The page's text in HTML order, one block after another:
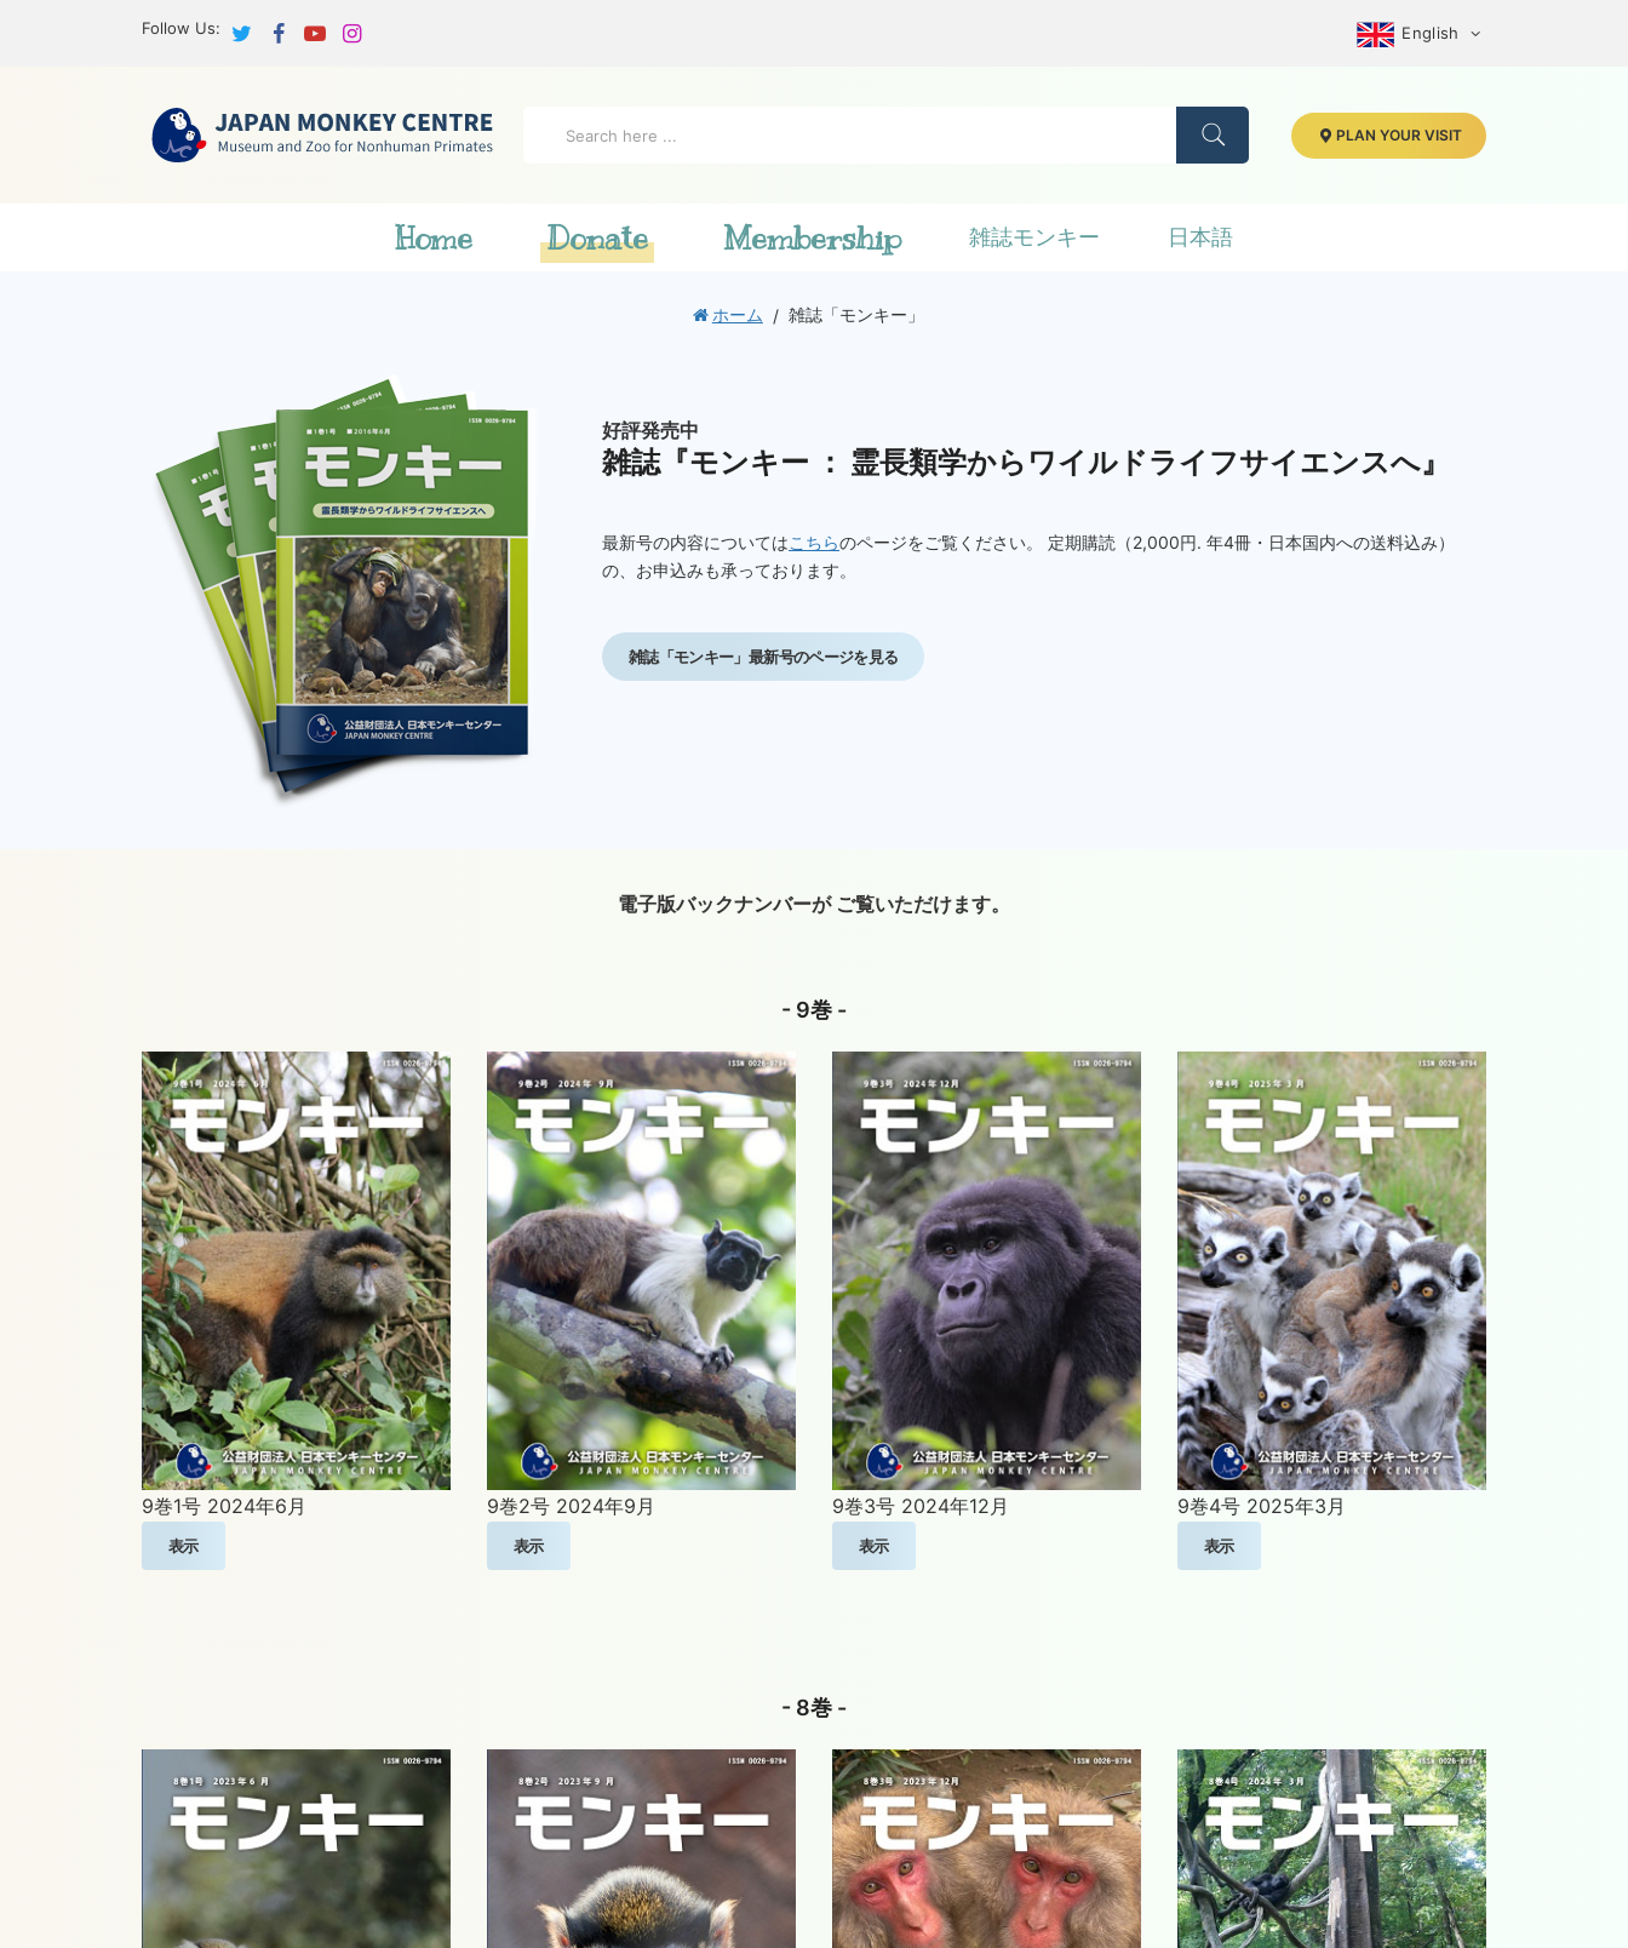
Follow Us: English
PLAN YOUR VISIT
Home Donate Membership 雑誌モンキー 日本語
ホーム 雑誌「モンキー」
好評発売中
雑誌『モンキー ： 霊長類学からワイルドライフサイエンスへ』
最新号の内容についてはこちらのページをご覧ください。 定期購読（2,000円. 年4冊・日本国内への送料込み）
の、お申込みも承っております。
雑誌「モンキー」最新号のページを見る
電子版バックナンバーが ご覧いただけます。
- 9巻 -
9巻1号 2024年6月
表示
9巻2号 2024年9月
表示
9巻3号 2024年12月
表示
9巻4号 2025年3月
表示
- 8巻 -